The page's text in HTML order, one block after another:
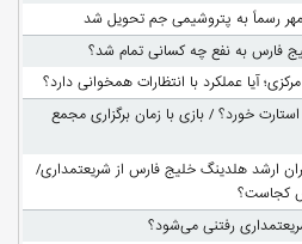
رسماً به پتروشیمی جم تحویل شد
فارس به نفع چه کسانی تمام شد؟
آیا عملکرد با انتظارات همخوانی دارد؟
خورد؟ / بازی با زمان برگزاری مجمع
ارشد هلدینگ خلیج فارس از شریعتمداری/
کجاست؟
رفتنی می‌شود؟